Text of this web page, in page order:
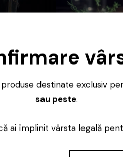
destinate exclusiv
sau peste.
ai împlinit vârsta legală